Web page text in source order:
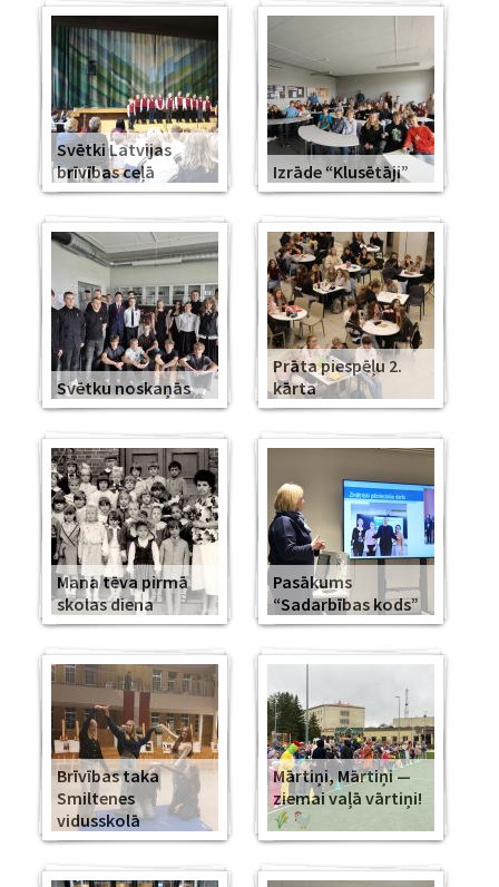
Svētki Latvijas
brīvības ceļā
Izrāde “Klusētāji”
Svētku noskaņās
Prāta piespēļu 2.
kārta
Mana tēva pirmā
skolas diena
Pasākums
“Sadarbības kods”
Brīvības taka
Smiltenes
vidusskolā
Mārtiņi, Mārtiņi —
ziemai vaļā vārtiņi!